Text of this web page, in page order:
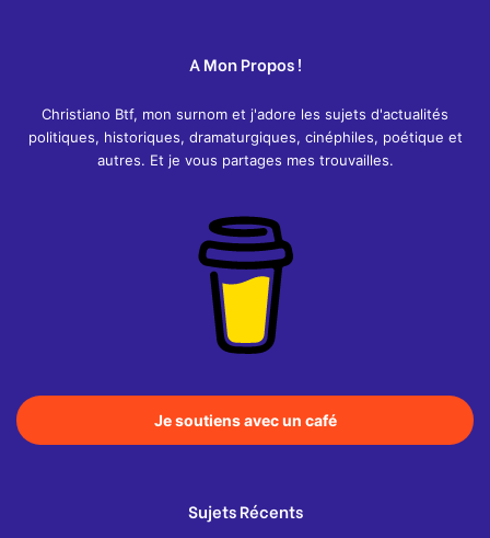
A Mon Propos !
Christiano Btf, mon surnom et j'adore les sujets d'actualités
politiques, historiques, dramaturgiques, cinéphiles, poétique et
autres. Et je vous partages mes trouvailles.
Je soutiens avec un café
Sujets Récents